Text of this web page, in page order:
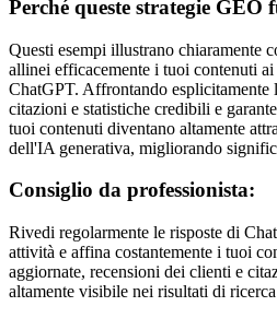
Perché queste strategie GEO
Questi esempi illustrano chiaramente
allinei efficacemente i tuoi contenuti
ChatGPT. Affrontando
citazioni e statistiche credibili e
tuoi contenuti diventano altamente
dell'IA generativa, migliorando
Consiglio da professionista:
Rivedi regolarmente le risposte di
attività e affina costantemente i tuoi
aggiornate, recensioni dei clienti e
altamente visibile nei risultati di